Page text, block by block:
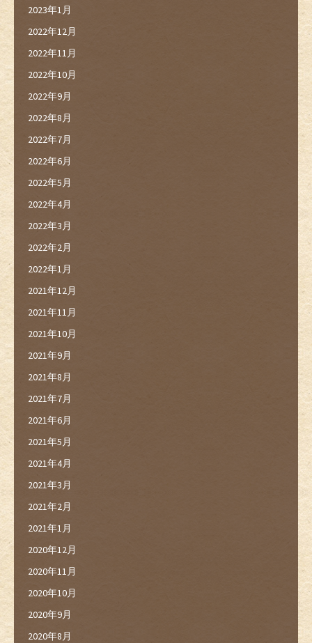
2023年1月
2022年12月
2022年11月
2022年10月
2022年9月
2022年8月
2022年7月
2022年6月
2022年5月
2022年4月
2022年3月
2022年2月
2022年1月
2021年12月
2021年11月
2021年10月
2021年9月
2021年8月
2021年7月
2021年6月
2021年5月
2021年4月
2021年3月
2021年2月
2021年1月
2020年12月
2020年11月
2020年10月
2020年9月
2020年8月